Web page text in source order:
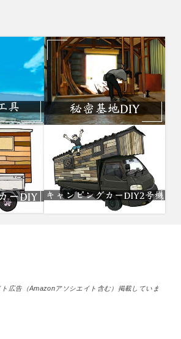
ト広告（Amazonアソシエイト含む）掲載していま